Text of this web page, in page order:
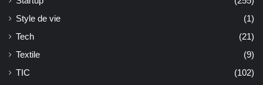
Style de vie
(1)
Tech
(21)
Textile
(9)
TIC
(102)